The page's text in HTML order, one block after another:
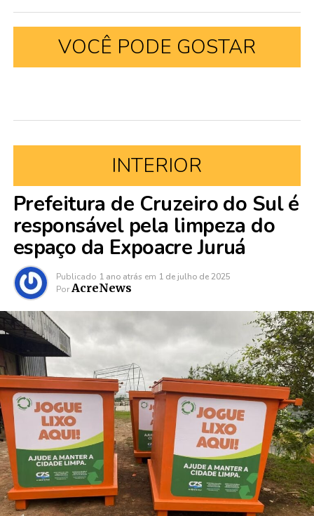
VOCÊ PODE GOSTAR
INTERIOR
Prefeitura de Cruzeiro do Sul é
responsável pela limpeza do
espaço da Expoacre Juruá
Publicado 1 ano atrás em 1 de julho de 2025
Por AcreNews